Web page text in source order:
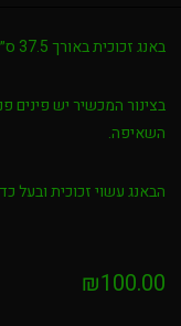
באנג זכוכית באורך 37.5 ס״מ. בעל מבחנה לטש בקוטר 14מ״מ.
בצינור המכשיר יש פינים
השאיפה.
הבאנג עשוי זכוכית ובעל
₪100.00